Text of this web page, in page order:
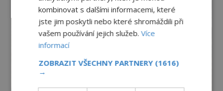
kombinovat s dalšími informacemi, které
jste jim poskytli nebo které shromáždili při
vašem používání jejich služeb.Více
informací
ZOBRAZIT VŠECHNY PARTNERY (1616)
→